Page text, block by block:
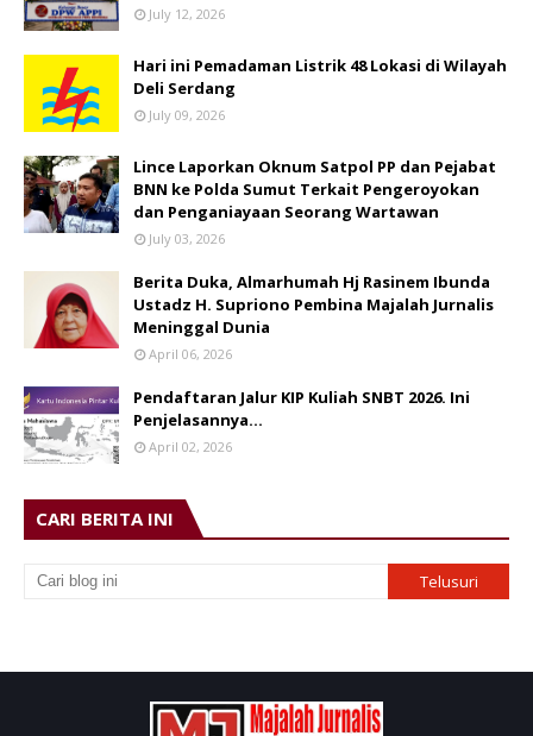
July 12, 2026
Hari ini Pemadaman Listrik 48 Lokasi di Wilayah
Deli Serdang
July 09, 2026
Lince Laporkan Oknum Satpol PP dan Pejabat
BNN ke Polda Sumut Terkait Pengeroyokan
dan Penganiayaan Seorang Wartawan
July 03, 2026
Berita Duka, Almarhumah Hj Rasinem Ibunda
Ustadz H. Supriono Pembina Majalah Jurnalis
Meninggal Dunia
April 06, 2026
Pendaftaran Jalur KIP Kuliah SNBT 2026. Ini
Penjelasannya…
April 02, 2026
CARI BERITA INI